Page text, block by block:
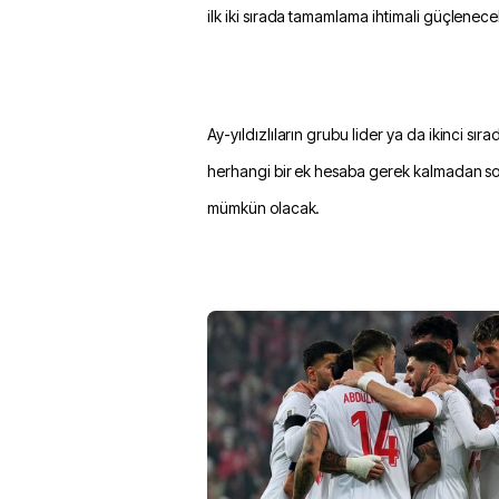
ilk iki sırada tamamlama ihtimali
Ay-yıldızlıların grubu lider ya da ikinci
herhangi bir ek hesaba gerek kalmadan
mümkün olacak.